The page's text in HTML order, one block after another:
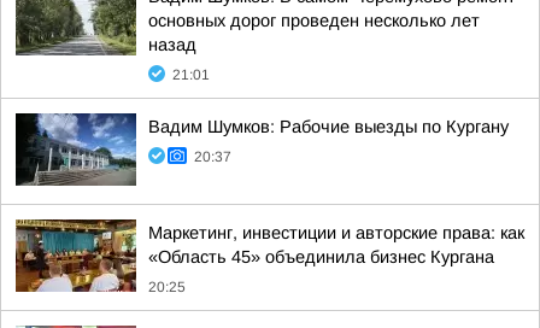
основных дорог проведен несколько лет
назад
21:01
Вадим Шумков: Рабочие выезды по Кургану
20:37
Маркетинг, инвестиции и авторские права: как
«Область 45» объединила бизнес Кургана
20:25